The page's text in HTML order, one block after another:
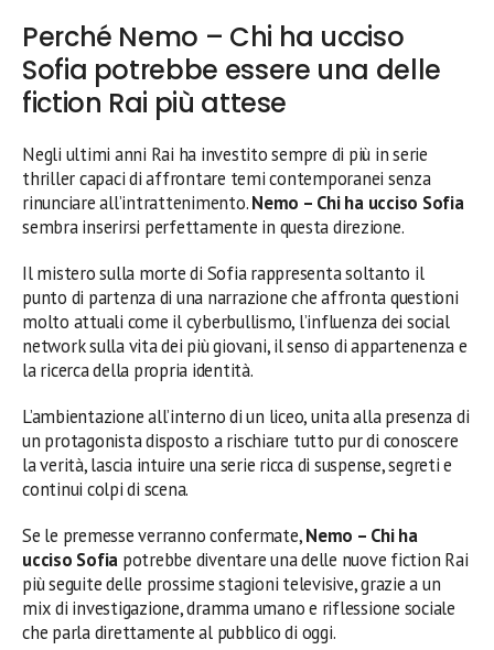
Perché Nemo – Chi ha ucciso
Sofia potrebbe essere una delle
fiction Rai più attese
Negli ultimi anni Rai ha investito sempre di più in serie
thriller capaci di affrontare temi contemporanei senza
rinunciare all’intrattenimento.Nemo – Chi ha ucciso Sofia
sembra inserirsi perfettamente in questa direzione.
Il mistero sulla morte di Sofia rappresenta soltanto il
punto di partenza di una narrazione che affronta questioni
molto attuali come il cyberbullismo, l’influenza dei social
network sulla vita dei più giovani, il senso di appartenenza e
la ricerca della propria identità.
L’ambientazione all’interno di un liceo, unita alla presenza di
un protagonista disposto a rischiare tutto pur di conoscere
la verità, lascia intuire una serie ricca di suspense, segreti e
continui colpi di scena.
Se le premesse verranno confermate,Nemo – Chi ha
ucciso Sofia potrebbe diventare una delle nuove fiction Rai
più seguite delle prossime stagioni televisive, grazie a un
mix di investigazione, dramma umano e riflessione sociale
che parla direttamente al pubblico di oggi.